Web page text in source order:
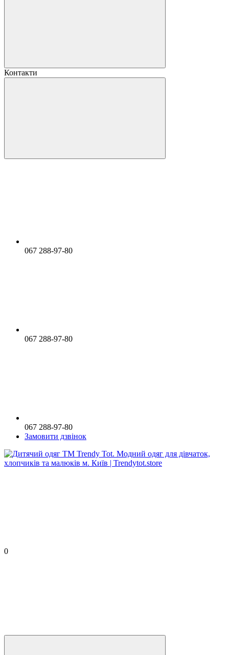
Контакти
067 288-97-80
067 288-97-80
067 288-97-80
Замовити дзвінок
0